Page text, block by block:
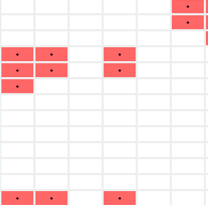
•
•
• •
•
• •
•
•
• •
•